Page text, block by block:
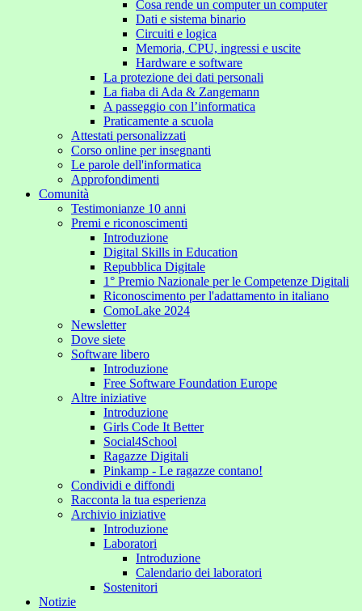
Cosa rende un computer un computer
Dati e sistema binario
Circuiti e logica
Memoria, CPU, ingressi e uscite
Hardware e software
La protezione dei dati personali
La fiaba di Ada & Zangemann
A passeggio con l’informatica
Praticamente a scuola
Attestati personalizzati
Corso online per insegnanti
Le parole dell'informatica
Approfondimenti
Comunità
Testimonianze 10 anni
Premi e riconoscimenti
Introduzione
Digital Skills in Education
Repubblica Digitale
1° Premio Nazionale per le Competenze Digitali
Riconoscimento per l'adattamento in italiano
ComoLake 2024
Newsletter
Dove siete
Software libero
Introduzione
Free Software Foundation Europe
Altre iniziative
Introduzione
Girls Code It Better
Social4School
Ragazze Digitali
Pinkamp - Le ragazze contano!
Condividi e diffondi
Racconta la tua esperienza
Archivio iniziative
Introduzione
Laboratori
Introduzione
Calendario dei laboratori
Sostenitori
Notizie